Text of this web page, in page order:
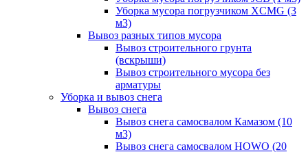
Уборка мусора погрузчиком XCMG (3
м3)
Вывоз разных типов мусора
Вывоз строительного грунта
(вскрыши)
Вывоз строительного мусора без
арматуры
Уборка и вывоз снега
Вывоз снега
Вывоз снега самосвалом Камазом (10
м3)
Вывоз снега самосвалом HOWO (20